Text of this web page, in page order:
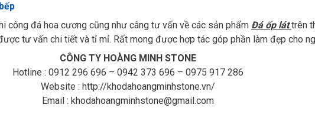
công đá hoa cương cũng như câng tư vấn về các sản phẩm Đá ốp láttrên
tư vấn chi tiết và tỉ mỉ. Rất mong được hợp tác góp phần làm đẹp cho
CÔNG TY HOÀNG MINH STONE
Hotline :0912 296 696 – 0942 373 696 – 0975 917 286
Website : http://khodahoangminhstone.vn/
Email : khodahoangminhstone@gmail.com